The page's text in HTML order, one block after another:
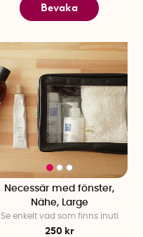
Bevaka
Necessär med fönster,
Nähe, Large
Se enkelt vad som finns inuti
250 kr